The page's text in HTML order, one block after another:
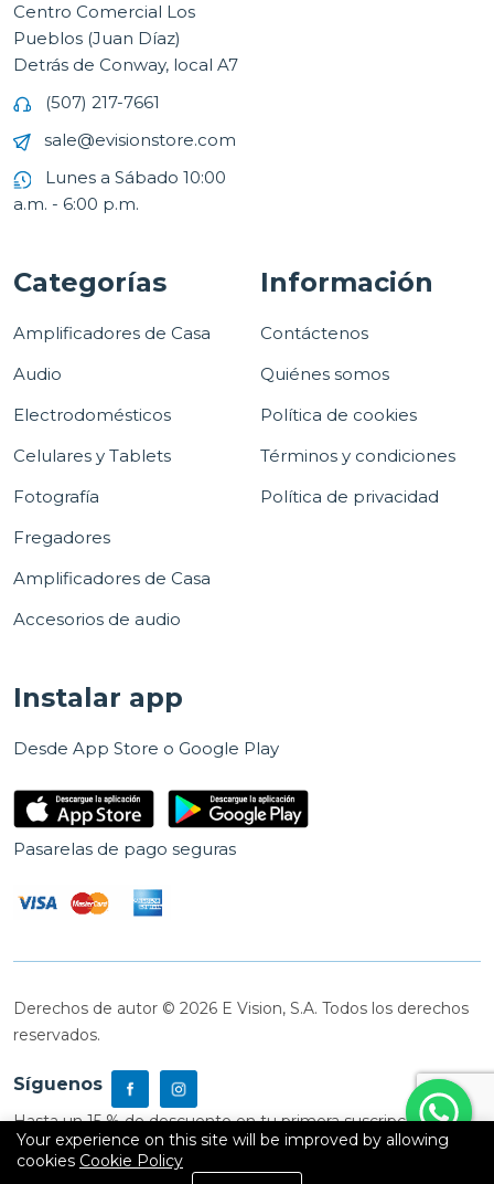
Centro Comercial Los
Pueblos (Juan Díaz)
Detrás de Conway, local A7
(507) 217-7661
sale@evisionstore.com
Lunes a Sábado 10:00
a.m. - 6:00 p.m.
Categorías
Amplificadores de Casa
Audio
Electrodomésticos
Celulares y Tablets
Fotografía
Fregadores
Amplificadores de Casa
Accesorios de audio
Información
Contáctenos
Quiénes somos
Política de cookies
Términos y condiciones
Política de privacidad
Instalar app
Desde App Store o Google Play
Pasarelas de pago seguras
Derechos de autor © 2026 E Vision, S.A. Todos los derechos
reservados.
Síguenos
Hasta un 15 % de descuento en tu primera suscripción
Your experience on this site will be improved by allowing
cookies Cookie Policy